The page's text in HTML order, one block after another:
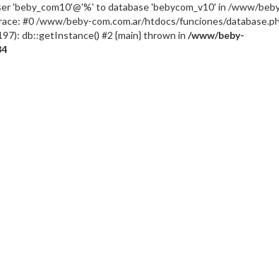
'beby_com10'@'%' to database 'bebycom_v10' in /www/
#0 /www/beby-com.com.ar/htdocs/funciones/
db::getInstance() #2 {main} thrown in /www/beby-